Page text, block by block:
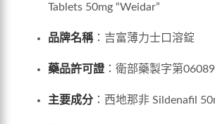
Tablets 50mg “Weidar”
品牌名稱：吉富薄力士口溶錠
藥品許可證 ：衛部藥製字第
主要成分 ：西地那非 Sildenafil